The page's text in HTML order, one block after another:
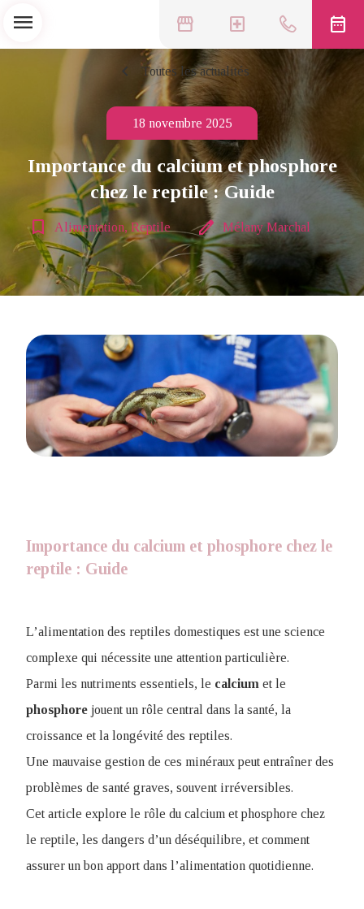
storefront local_hospital date_range
menu
chevron_left Toutes les actualités
18 novembre 2025
Importance du calcium et phosphore
chez le reptile : Guide
bookmark_border Alimentation, Reptile edit Mélany Marchal
Importance du calcium et phosphore chez le
reptile : Guide
L’alimentation des reptiles domestiques est une science
complexe qui nécessite une attention particulière.
Parmi les nutriments essentiels, le calcium et le
phosphore jouent un rôle central dans la santé, la
croissance et la longévité des reptiles.
Une mauvaise gestion de ces minéraux peut entraîner des
problèmes de santé graves, souvent irréversibles.
Cet article explore le rôle du calcium et phosphore chez
le reptile, les dangers d’un déséquilibre, et comment
assurer un bon apport dans l’alimentation quotidienne.